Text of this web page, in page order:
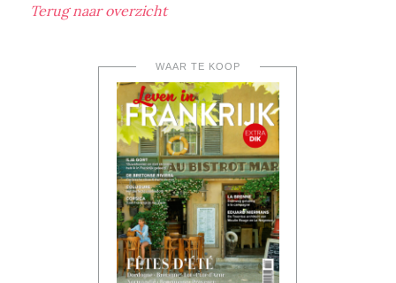
Terug naar overzicht
WAAR TE KOOP